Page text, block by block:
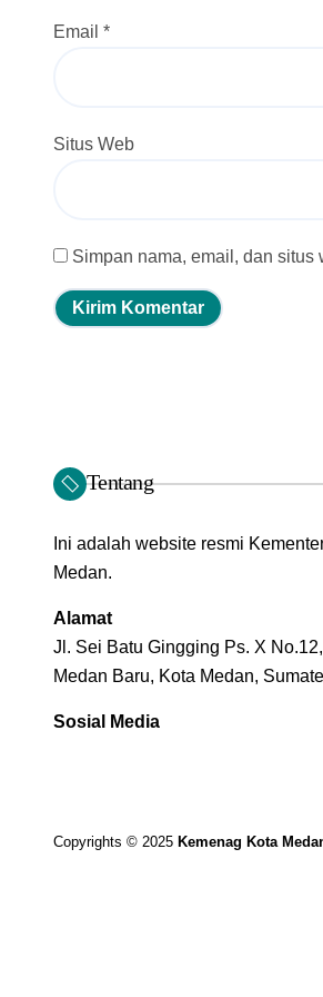
Email *
Situs Web
Simpan nama, email, dan situs
Tentang
Ini adalah website resmi
Medan.
Alamat
Jl. Sei Batu Gingging Ps. X
Medan Baru, Kota Medan,
Sosial Media
Copyrights © 2025 Kemenag Kota